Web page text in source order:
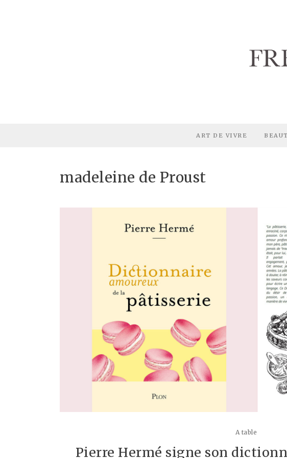
ART DE VIVRE
madeleine de Proust
A table
Pierre Hermé signe son